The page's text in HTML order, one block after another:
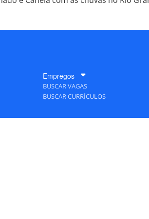
Empregos
BUSCAR VAGAS
BUSCAR CURRÍCULOS